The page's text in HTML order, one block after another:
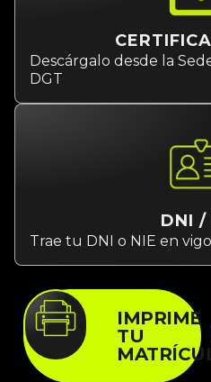
Descárgalo desde la
DGT
DNI /
Trae tu DNI o NIE en
IMPRIME
TU